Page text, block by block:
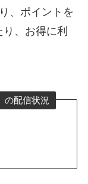
、ポイントを
、お得に利
の配信状況